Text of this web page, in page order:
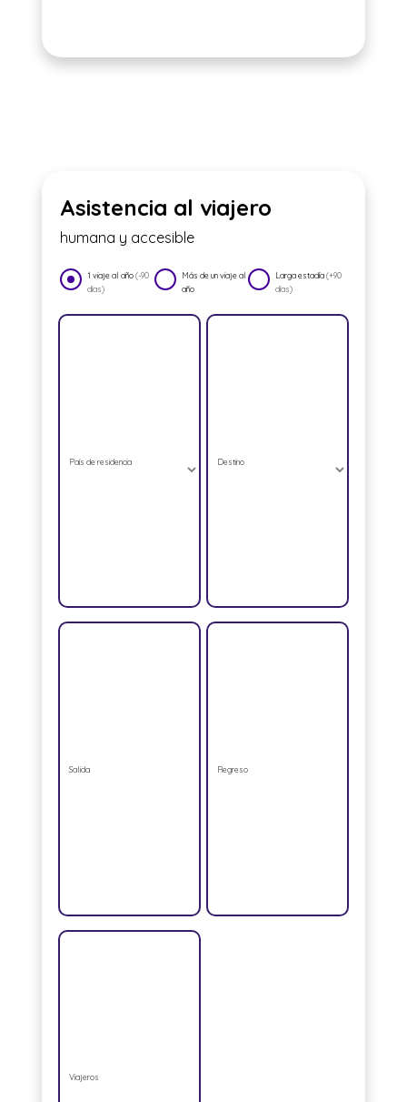
Asistencia al viajero
humana y accesible
1 viaje al año(-90
días)
Más de un viaje al
año
Larga estadía(+90
días)
País de residencia
Salida
Viajeros
Destino
Regreso